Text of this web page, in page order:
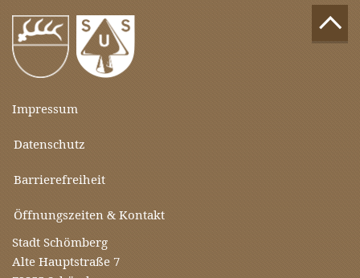
Impressum
Datenschutz
Barrierefreiheit
Öffnungszeiten & Kontakt
Stadt Schömberg
Alte Hauptstraße 7